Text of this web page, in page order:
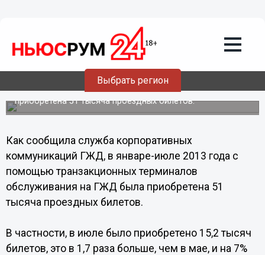
Выбрать регион
Билеты через терминалы
самообслуживания ГЖД стали
покупать в 2 раза чаще
Всего с января по июль 2013 года через терминалы была
приобретена 51 тысяча проездных билетов.
Как сообщила служба корпоративных
коммуникаций ГЖД, в январе-июле 2013 года с
помощью транзакционных терминалов
обслуживания на ГЖД была приобретена 51
тысяча проездных билетов.
В частности, в июле было приобретено 15,2 тысяч
билетов, это в 1,7 раза больше, чем в мае, и на 7%